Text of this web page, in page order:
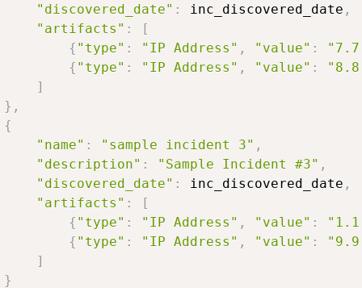
"discovered_date" : inc_discovered_date ,
"artifacts" :
[
{ "type" : "IP Address" , "value" :
{ "type" : "IP Address" , "value" :
]
} ,
{
"name" : "sample incident 3" ,
"description" : "Sample Incident #3" ,
"discovered_date" : inc_discovered_date ,
"artifacts" :
[
{ "type" : "IP Address" , "value" :
{ "type" : "IP Address" , "value" :
]
}